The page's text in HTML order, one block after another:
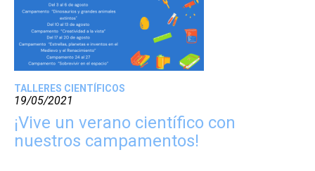
TALLERES CIENTÍFICOS
19/05/2021
¡Vive un verano científico con
nuestros campamentos!